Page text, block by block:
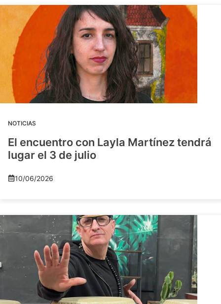
NOTICIAS
El encuentro con Layla Martínez tendrá
lugar el 3 de julio
10/06/2026